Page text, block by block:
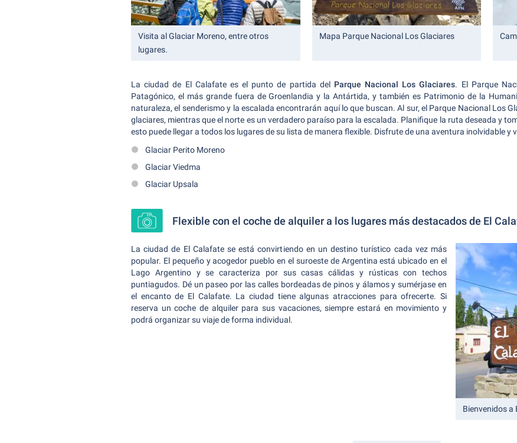
Visita al Glaciar Moreno, entre otros
lugares.
Mapa Parque Nacional Los Glaciares
La ciudad de El Calafate es el punto de partida del Parque Nacional Los Glaciares. El Parque
Patagónico, el más grande fuera de Groenlandia y la Antártida, y también es Patrimonio de la
naturaleza, el senderismo y la escalada encontrarán aquí lo que buscan. Al sur, el Parque Nacional Los
glaciares, mientras que el norte es un verdadero paraíso para la escalada. Planifique la ruta deseada y
esto puede llegar a todos los lugares de su lista de manera flexible. Disfrute de una aventura inolvidable y
Glaciar Perito Moreno
Glaciar Viedma
Glaciar Upsala
Flexible con el coche de alquiler a los lugares más destacados de El
Bienvenidos a
La ciudad de El Calafate se está convirtiendo en un destino turístico cada vez más
popular. El pequeño y acogedor pueblo en el suroeste de Argentina está ubicado en el
Lago Argentino y se caracteriza por sus casas cálidas y rústicas con techos
puntiagudos. Dé un paseo por las calles bordeadas de pinos y álamos y sumérjase en
el encanto de El Calafate. La ciudad tiene algunas atracciones para ofrecerte. Si
reserva un coche de alquiler para sus vacaciones, siempre estará en movimiento y
podrá organizar su viaje de forma individual.